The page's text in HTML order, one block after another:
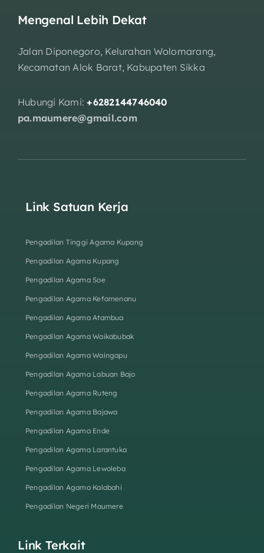
Mengenal Lebih Dekat
Jalan Diponegoro, Kelurahan Wolomarang,
Kecamatan Alok Barat, Kabupaten Sikka
Hubungi Kami:+6282144746040
pa.maumere@gmail.com
Link Satuan Kerja
Pengadilan Tinggi Agama Kupang
Pengadilan Agama Kupang
Pengadilan Agama Soe
Pengadilan Agama Kefamenanu
Pengadilan Agama Atambua
Pengadilan Agama Waikabubak
Pengadilan Agama Waingapu
Pengadilan Agama Labuan Bajo
Pengadilan Agama Ruteng
Pengadilan Agama Bajawa
Pengadilan Agama Ende
Pengadilan Agama Larantuka
Pengadilan Agama Lewoleba
Pengadilan Agama Kalabahi
Pengadilan Negeri Maumere
Link Terkait